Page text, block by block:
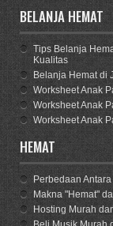
BELANJA HEMAT
Tips Belanja
Kualitas
Belanja Hemat di
Worksheet Anak
Worksheet Anak
Worksheet Anak
HEMAT
Perbedaan
Makna "Hemat"
Hosting Murah